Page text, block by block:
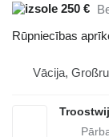
250 €
Rūpniecības
Vācija,